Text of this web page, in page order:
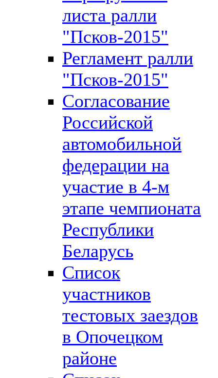
листа ралли
"Псков-2015"
Регламент ралли
"Псков-2015"
Согласование
Российской
автомобильной
федерации на
участие в 4-м
этапе чемпионата
Республики
Беларусь
Список
участников
тестовых заездов
в Опочецком
районе